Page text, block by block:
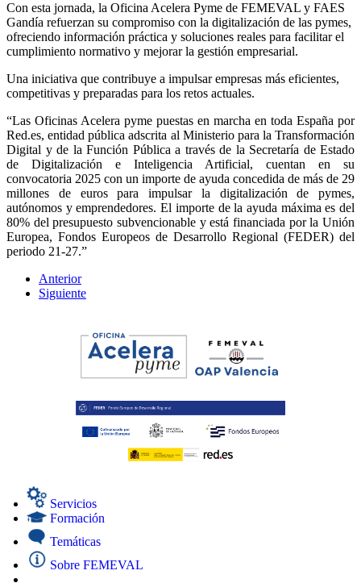
Con esta jornada, la Oficina Acelera Pyme de FEMEVAL y FAES
Gandía refuerzan su compromiso con la digitalización de las pymes,
ofreciendo información práctica y soluciones reales para facilitar el
cumplimiento normativo y mejorar la gestión empresarial.
Una iniciativa que contribuye a impulsar empresas más eficientes,
competitivas y preparadas para los retos actuales.
“Las Oficinas Acelera pyme puestas en marcha en toda España por
Red.es, entidad pública adscrita al Ministerio para la Transformación
Digital y de la Función Pública a través de la Secretaría de Estado
de Digitalización e Inteligencia Artificial, cuentan en su
convocatoria 2025 con un importe de ayuda concedida de más de 29
millones de euros para impulsar la digitalización de pymes,
autónomos y emprendedores. El importe de la ayuda máxima es del
80% del presupuesto subvencionable y está financiada por la Unión
Europea, Fondos Europeos de Desarrollo Regional (FEDER) del
periodo 21-27.”
Anterior
Siguiente
Servicios
Formación
Temáticas
Sobre FEMEVAL